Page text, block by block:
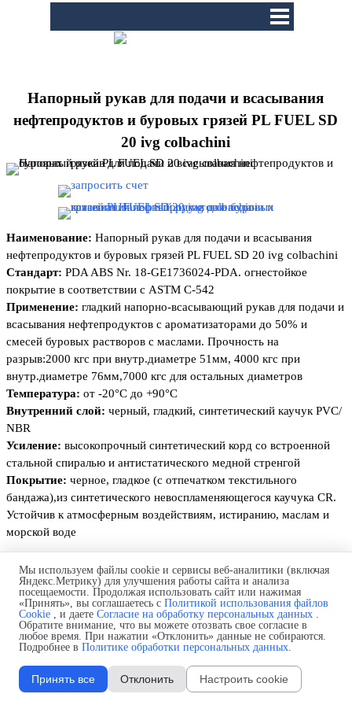
Перейти к контенту
Напорный рукав для подачи и всасывания
нефтепродуктов и буровых грязей PL FUEL SD
20 ivg colbachini
Наименование: Напорный рукав для подачи и всасывания
нефтепродуктов и буровых грязей PL FUEL SD 20 ivg colbachini
Стандарт: PDA ABS Nr. 18-GE1736024-PDA. огнестойкое
покрытие в соответствии с ASTM C-542
Применение: гладкий напорно-всасывающий рукав для подачи и
всасывания нефтепродуктов с ароматизаторами до 50% и
смесей буровых растворов с маслами. Прочность на
разрыв:2000 кгс при внутр.диаметре 51мм, 4000 кгс при
внутр.диаметре 76мм,7000 кгс для остальных диаметров
Температура: от -20°C до +90°C
Внутренний слой: черный, гладкий, синтетический каучук PVC/
NBR
Усиление: высокопрочный синтетический корд со встроенной
стальной спиралью и антистатического медной стренгой
Покрытие: черное, гладкое (с отпечатком текстильного
бандажа),из синтетического невоспламеняющегося каучука CR.
Устойчив к атмосферным воздействиям, истиранию, маслам и
морской воде
Характеристики напорных рукавов для подачи
и всасывания нефтепродуктов и буровых грязей
PL FUEL SD 20 ivg colbachini
Мы используем файлы cookie и сервисы веб-аналитики (включая
Яндекс.Метрику) для улучшения работы сайта и анализа
посещаемости. Продолжая использовать сайт или нажимая
«Принять», вы соглашаетесь с Политикой использования файлов
Cookie , и даете Согласие на обработку персональных данных .
Обратите внимание, что вы можете отозвать свое согласие в
любое время. При нажатии «Отклонить» данные не собираются.
Подробнее в Политике обработки персональных данных.
Принять все Отклонить Настроить cookie